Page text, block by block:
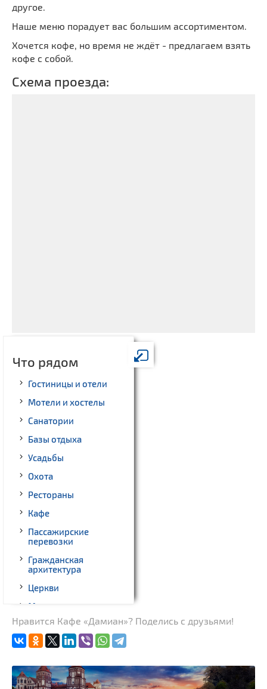
другое.
Наше меню порадует вас большим ассортиментом.
Хочется кофе, но время не ждёт - предлагаем взять
кофе с собой.
Схема проезда:
Что рядом
Гостиницы и отели
Мотели и хостелы
Санатории
Базы отдыха
Усадьбы
Охота
Рестораны
Кафе
Пассажирские
перевозки
Гражданская
архитектура
Церкви
Музеи
Памятники природы
Производства
Памятники
Нравится Кафе «Дамиан»? Поделись с друзьями!